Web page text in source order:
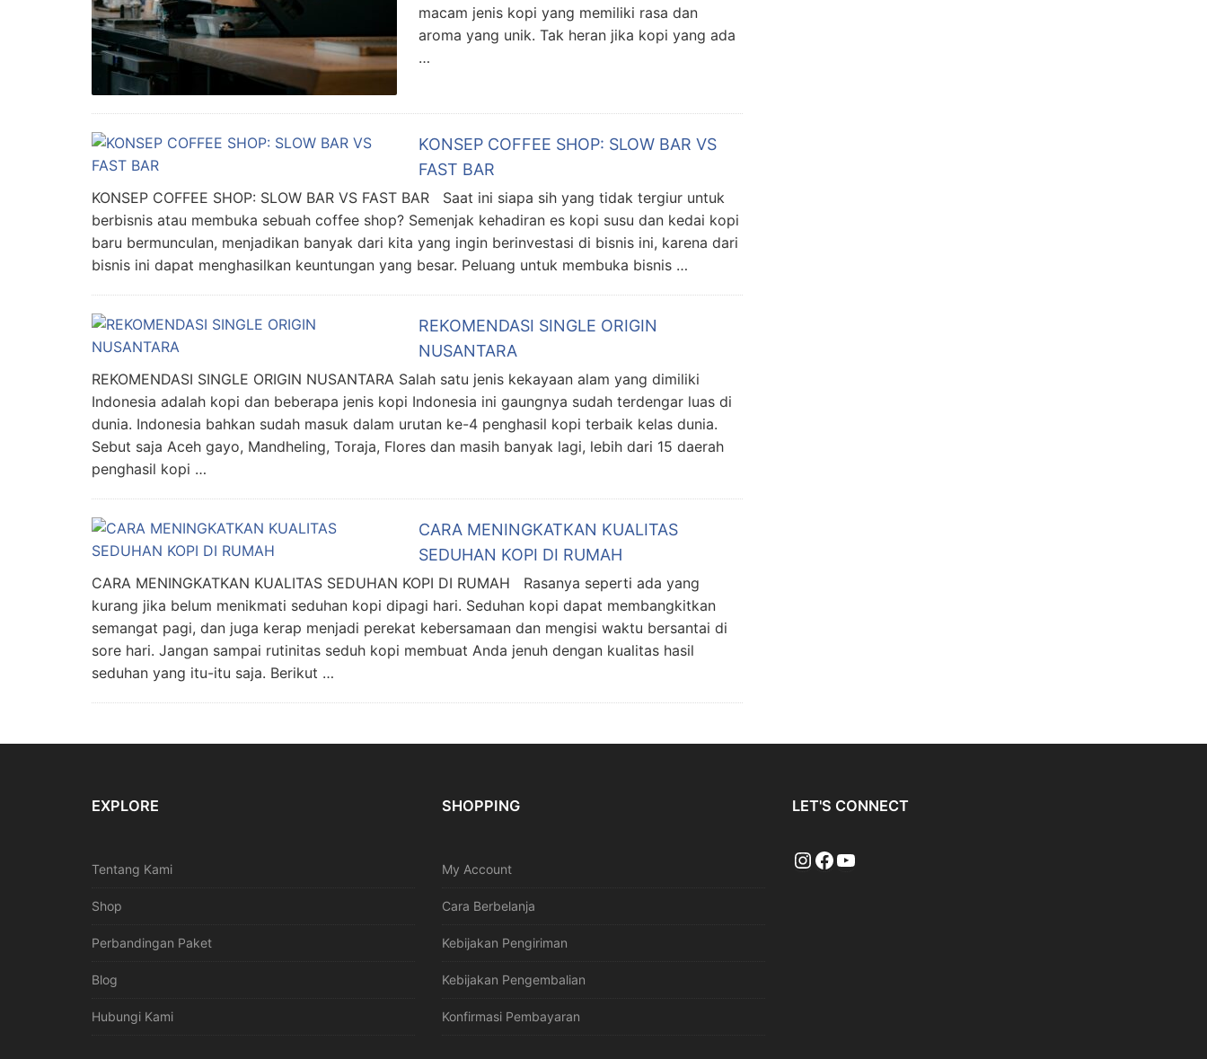
macam jenis kopi yang memiliki rasa dan
aroma yang unik. Tak heran jika kopi yang ada
…
KONSEP COFFEE SHOP: SLOW BAR VS
FAST BAR
KONSEP COFFEE SHOP: SLOW BAR VS FAST BAR Saat ini siapa sih yang tidak tergiur untuk
berbisnis atau membuka sebuah coffee shop? Semenjak kehadiran es kopi susu dan kedai kopi
baru bermunculan, menjadikan banyak dari kita yang ingin berinvestasi di bisnis ini, karena dari
bisnis ini dapat menghasilkan keuntungan yang besar. Peluang untuk membuka bisnis …
REKOMENDASI SINGLE ORIGIN
NUSANTARA
REKOMENDASI SINGLE ORIGIN NUSANTARA Salah satu jenis kekayaan alam yang dimiliki
Indonesia adalah kopi dan beberapa jenis kopi Indonesia ini gaungnya sudah terdengar luas di
dunia. Indonesia bahkan sudah masuk dalam urutan ke-4 penghasil kopi terbaik kelas dunia.
Sebut saja Aceh gayo, Mandheling, Toraja, Flores dan masih banyak lagi, lebih dari 15 daerah
penghasil kopi …
CARA MENINGKATKAN KUALITAS
SEDUHAN KOPI DI RUMAH
CARA MENINGKATKAN KUALITAS SEDUHAN KOPI DI RUMAH Rasanya seperti ada yang
kurang jika belum menikmati seduhan kopi dipagi hari. Seduhan kopi dapat membangkitkan
semangat pagi, dan juga kerap menjadi perekat kebersamaan dan mengisi waktu bersantai di
sore hari. Jangan sampai rutinitas seduh kopi membuat Anda jenuh dengan kualitas hasil
seduhan yang itu-itu saja. Berikut …
EXPLORE
Tentang Kami
Shop
Perbandingan Paket
Blog
Hubungi Kami
SHOPPING
My Account
Cara Berbelanja
Kebijakan Pengiriman
Kebijakan Pengembalian
Konfirmasi Pembayaran
LET'S CONNECT